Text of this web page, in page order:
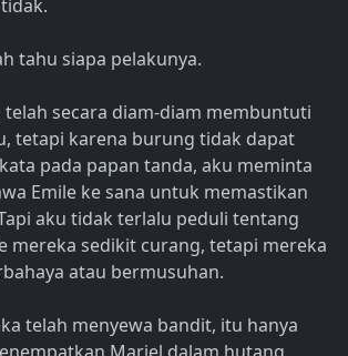
tahu siapa pelakunya.
secara diam-diam membuntuti
tetapi karena burung tidak dapat
pada papan tanda, aku meminta
Emile ke sana untuk memastikan
aku tidak terlalu peduli tentang
mereka sedikit curang, tetapi mereka
atau bermusuhan.
telah menyewa bandit, itu hanya